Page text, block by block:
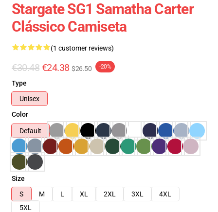
Stargate SG1 Samatha Carter
Clássico Camiseta
(1 customer reviews)
€30.48 €24.38 $26.50 -20%
Type
Unisex
Color
Default
Size
S
M L XL 2XL 3XL
4XL
5XL